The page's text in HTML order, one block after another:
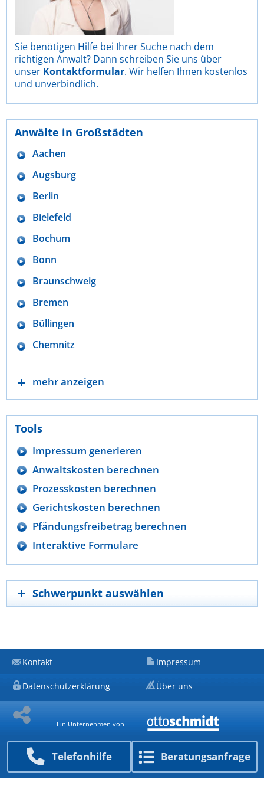
Telefon­hilfe Beratungs­anfrage
Sie benötigen Hilfe bei Ihrer Suche nach dem
richtigen Anwalt? Dann schreiben Sie uns über
unser Kontaktformular. Wir helfen Ihnen kostenlos
und unverbindlich.
Anwälte in Großstädten
Aachen
Augsburg
Berlin
Bielefeld
Bochum
Bonn
Braunschweig
Bremen
Büllingen
Chemnitz
mehr anzeigen
Tools
Impressum generieren
Anwaltskosten berechnen
Prozesskosten berechnen
Gerichtskosten berechnen
Pfändungsfreibetrag berechnen
Interaktive Formulare
Schwerpunkt auswählen
Kontakt Impressum
Datenschutzerklärung Über uns
Ein Unternehmen von